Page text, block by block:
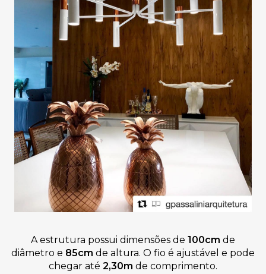
A estrutura possui dimensões de 100cm de
diâmetro e 85cm de altura. O fio é ajustável e pode
chegar até 2,30m de comprimento.